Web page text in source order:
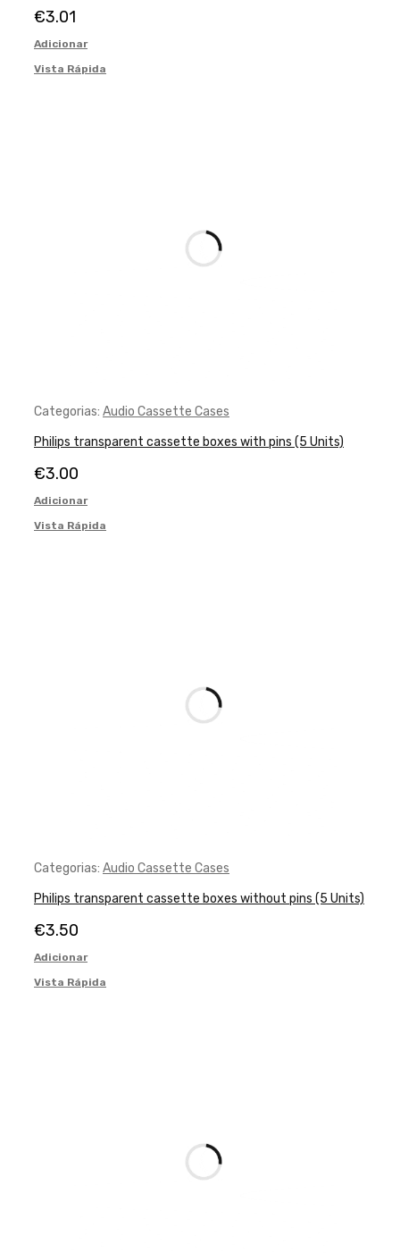
€3.01
Adicionar
Vista Rápida
Categorias: Audio Cassette Cases
Philips transparent cassette boxes with pins (5 Units)
€3.00
Adicionar
Vista Rápida
Categorias: Audio Cassette Cases
Philips transparent cassette boxes without pins (5 Units)
€3.50
Adicionar
Vista Rápida